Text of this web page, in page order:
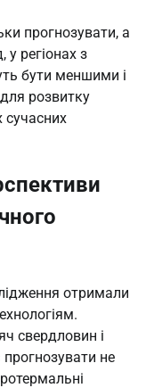
прогнозувати, а
регіонах з
бути меншими і
розвитку
сучасних
отримали
свердловин і
не